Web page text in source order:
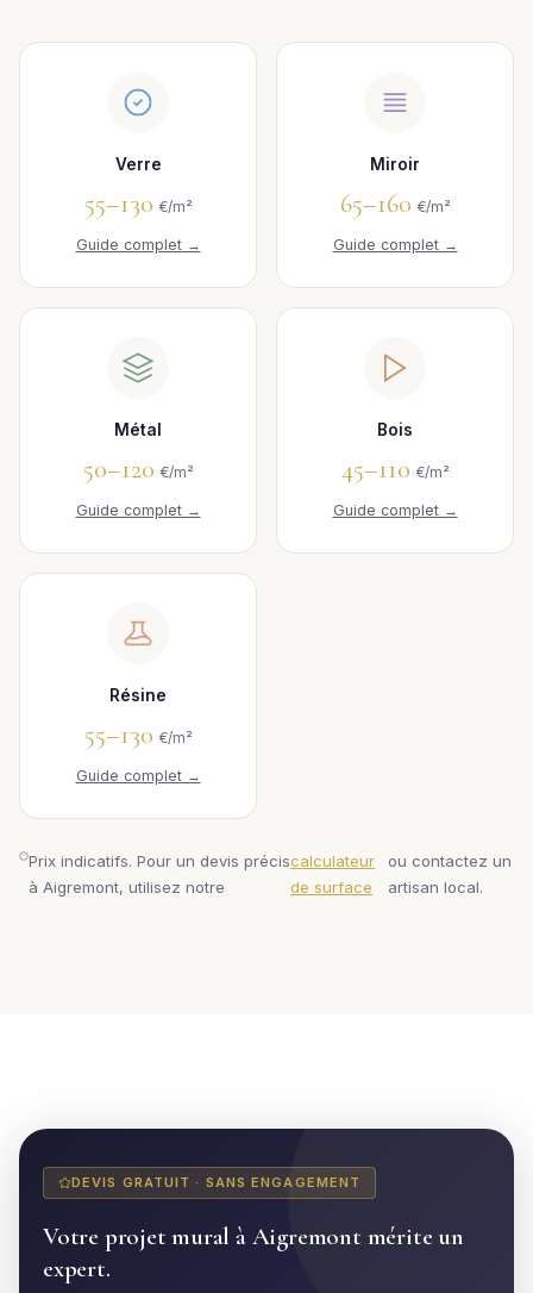
Verre
55–130 €/m²
Guide complet →
Miroir
65–160 €/m²
Guide complet →
Métal
50–120 €/m²
Guide complet →
Bois
45–110 €/m²
Guide complet →
Résine
55–130 €/m²
Guide complet →
Prix indicatifs. Pour un devis précis
à Aigremont, utilisez notre
calculateur
de surface
ou contactez un
artisan local.
DEVIS GRATUIT · SANS ENGAGEMENT
Votre projet mural à Aigremont mérite un
expert.